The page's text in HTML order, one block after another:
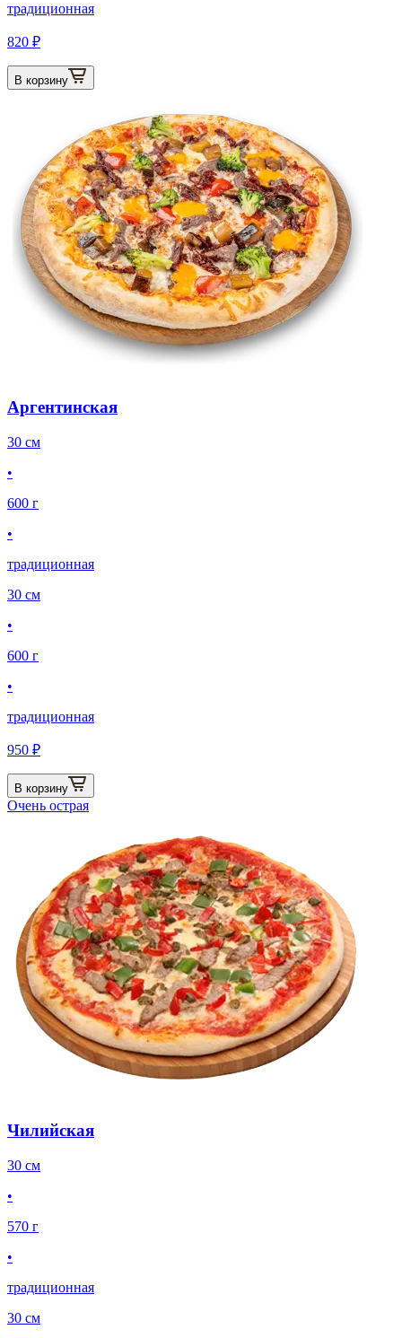
традиционная
820 ₽
В корзину
Аргентинская
30 см
•
600 г
•
традиционная
30 см
•
600 г
•
традиционная
950 ₽
В корзину
Очень острая
Чилийская
30 см
•
570 г
•
традиционная
30 см